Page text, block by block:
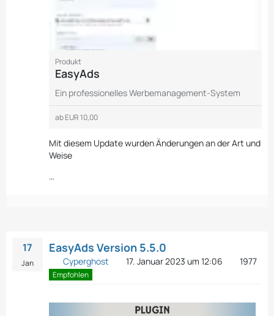
Produkt
EasyAds
Ein professionelles Werbemanagement-System
abEUR 10,00
Mit diesem Update wurden Änderungen an der Art und
Weise
…
17
Jan
EasyAds Version 5.5.0
Cyperghost 17. Januar 2023 um 12:06 1977
Empfohlen